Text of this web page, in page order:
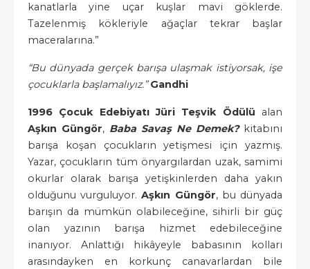
kanatlarla yine uçar kuşlar mavi göklerde.
Tazelenmiş kökleriyle ağaçlar tekrar başlar
maceralarına.”
“Bu dünyada gerçek barışa ulaşmak istiyorsak, işe
çocuklarla başlamalıyız.”Gandhi
1996 Çocuk Edebiyatı Jüri Teşvik Ödülü alan
Aşkın Güngör, Baba Savaş Ne Demek?kitabını
barışa koşan çocukların yetişmesi için yazmış.
Yazar, çocukların tüm önyargılardan uzak, samimi
okurlar olarak barışa yetişkinlerden daha yakın
olduğunu vurguluyor.Aşkın Güngör, bu dünyada
barışın da mümkün olabileceğine, sihirli bir güç
olan yazının barışa hizmet edebileceğine
inanıyor. Anlattığı hikâyeyle babasının kolları
arasındayken en korkunç canavarlardan bile